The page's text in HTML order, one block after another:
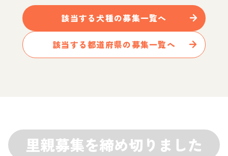
該当する犬種の募集一覧へ
該当する都道府県の募集一覧へ
里親募集を締め切りました